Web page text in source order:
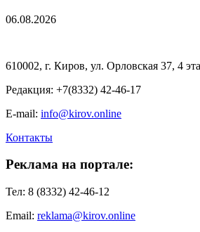
06.08.2026
610002, г. Киров, ул. Орловская 37, 4
Редакция: +7(8332) 42-46-17
E-mail: info@kirov.online
Контакты
Реклама на портале:
Тел: 8 (8332) 42-46-12
Email: reklama@kirov.online